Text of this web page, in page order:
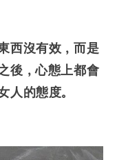
西沒有效，而是
後，心態上都會
人的態度。